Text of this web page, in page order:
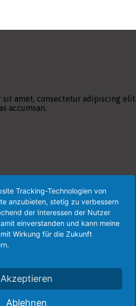
sit amet, consectetur adipiscing
accumsan.
with rich features for
Capture and present using
Tracking-Technologien von
anzubieten, stetig zu verbessern
der Interessen der Nutzer
einverstanden und kann meine
Wirkung für die Zukunft
Akzeptieren
Ablehnen